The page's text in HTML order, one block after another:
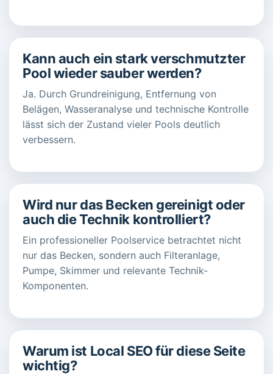
Kann auch ein stark verschmutzter
Pool wieder sauber werden?
Ja. Durch Grundreinigung, Entfernung von
Belägen, Wasseranalyse und technische Kontrolle
lässt sich der Zustand vieler Pools deutlich
verbessern.
Wird nur das Becken gereinigt oder
auch die Technik kontrolliert?
Ein professioneller Poolservice betrachtet nicht
nur das Becken, sondern auch Filteranlage,
Pumpe, Skimmer und relevante Technik-
Komponenten.
Warum ist Local SEO für diese Seite
wichtig?